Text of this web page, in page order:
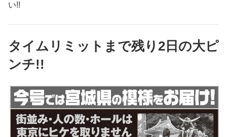
い!!
タイムリミットまで残り2日の大ピ
ンチ!!